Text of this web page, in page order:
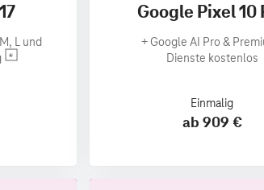
L und
Google Pixel 10
+Google AI Pro &
Dienste kostenlos
Einmalig
ab 909 €